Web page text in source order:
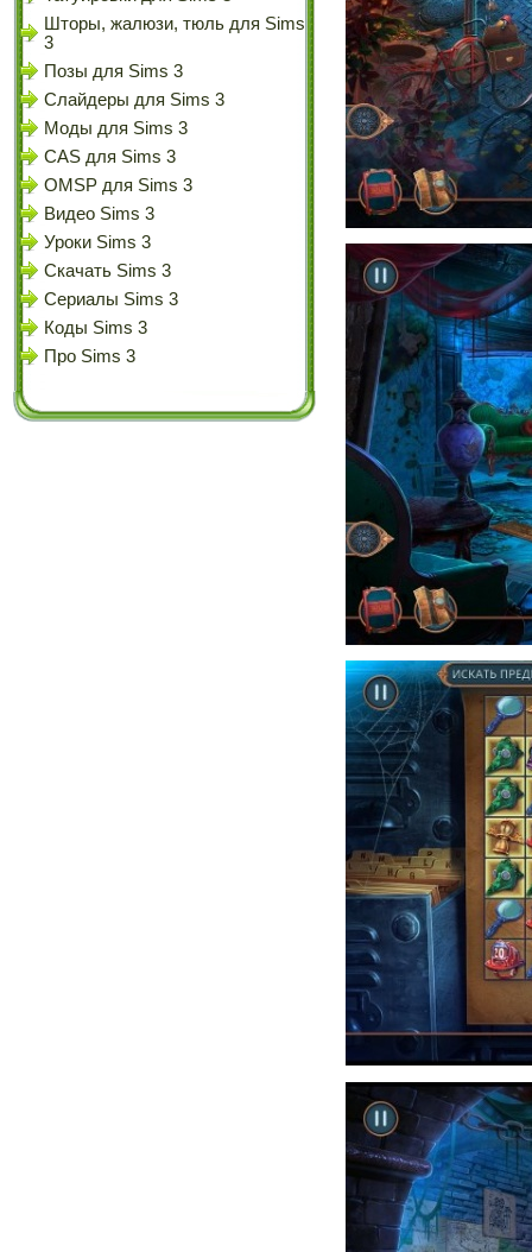
Шторы, жалюзи, тюль для Sims
3
Позы для Sims 3
Слайдеры для Sims 3
Моды для Sims 3
CAS для Sims 3
OMSP для Sims 3
Видео Sims 3
Уроки Sims 3
Скачать Sims 3
Сериалы Sims 3
Коды Sims 3
Про Sims 3